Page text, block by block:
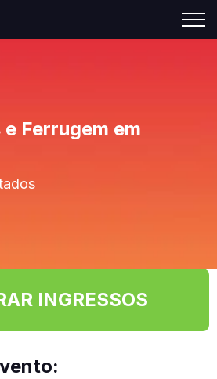
Ferrugem em
INGRESSOS